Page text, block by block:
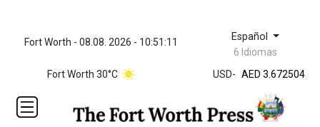
Fort Worth - 08.08. 2026 - 10:51:11 Español
6 Idiomas
Fort Worth 30°C
USD-
ZWL 321.999592
AED 3.672504
AED 3.672504
AFN
ALL 80.629676
AMD